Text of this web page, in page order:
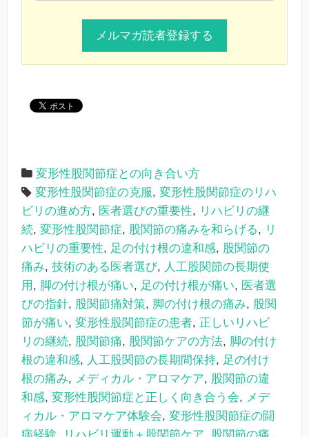
変形性股関節症との向き合い方
変形性股関節症の克服, 変形性股関節症のリハ
ビリの進め方, 医者選びの重要性, リハビリの継
続, 変形性股関節症, 股関節の痛みを和らげる, リ
ハビリの重要性, 足の付け根の違和感, 股関節の
痛み, 技術のある医者選び, 人工股関節の長期使
用 , 脚の付け根が痛い, 足の付け根が痛い, 医者選
びの指針, 股関節痛対策, 脚の付け根の痛み, 股関
節が痛い, 変形性股関節症の患者, 正しいリハビ
リの継続, 股関節痛, 股関節ケアの方法, 脚の付け
根の違和感, 人工股関節の長期間保持, 足の付け
根の痛み, メディカル・アロマケア, 股関節の違
和感, 変形性股関節症と正しく向き合う会, メデ
ィカル・アロマケア体験会, 変形性股関節症の闘